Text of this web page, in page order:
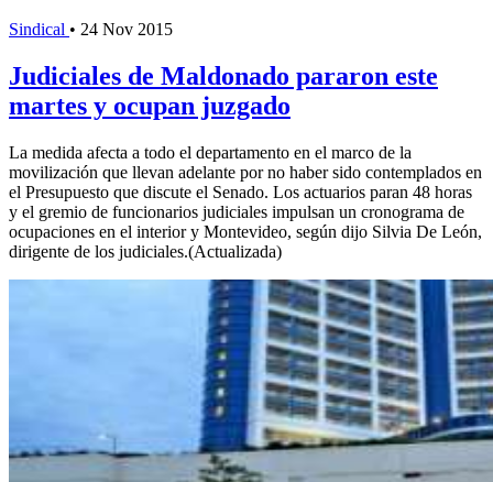
Sindical • 24 Nov 2015
Judiciales de Maldonado pararon este
martes y ocupan juzgado
La medida afecta a todo el departamento en el marco de la
movilización que llevan adelante por no haber sido contemplados en
el Presupuesto que discute el Senado. Los actuarios paran 48 horas
y el gremio de funcionarios judiciales impulsan un cronograma de
ocupaciones en el interior y Montevideo, según dijo Silvia De León,
dirigente de los judiciales.(Actualizada)